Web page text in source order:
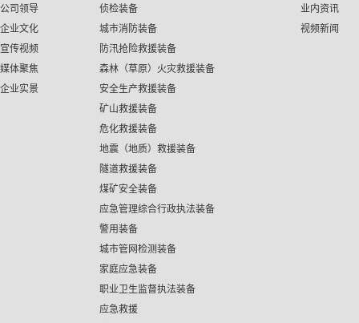
公司领导
企业文化
宣传视频
媒体聚焦
企业实景
侦检装备
城市消防装备
防汛抢险救援装备
森林（草原）火灾救援装备
安全生产救援装备
矿山救援装备
危化救援装备
地震（地质）救援装备
隧道救援装备
煤矿安全装备
应急管理综合行政执法装备
警用装备
城市管网检测装备
家庭应急装备
职业卫生监督执法装备
应急救援
业内资讯
视频新闻